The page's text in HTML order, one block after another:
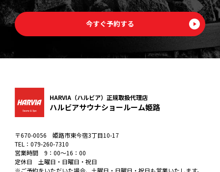
今すぐ予約する
HARVIA（ハルビア）正規取扱代理店
ハルビアサウナショールーム姫路
〒670-0056 姫路市東今宿3丁目10-17
TEL： 079-260-7310
営業時間 9：00〜16：00
定休日 土曜日・日曜日・祝日
※ご予約をいただいた場合、土曜日・日曜日・祝日も営業いたします。